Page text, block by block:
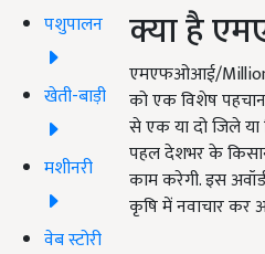
पशुपालन
खेती-बाड़ी
मशीनरी
वेब स्टोरी
क्या है
एमएफओआई/
को एक विशेष
से एक या दो जिले या
पहल देशभर के
काम करेगी. इस
कृषि में नवाचार